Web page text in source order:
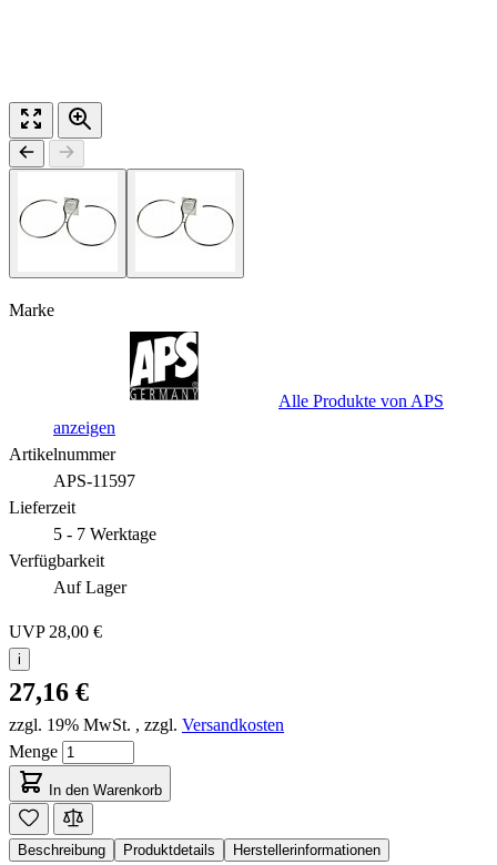
Marke
Alle Produkte von APS
anzeigen
Artikelnummer
APS-11597
Lieferzeit
5 - 7 Werktage
Verfügbarkeit
Auf Lager
UVP 28,00 €
i
27,16 €
zzgl. 19% MwSt. , zzgl. Versandkosten
Menge
In den Warenkorb
Beschreibung Produktdetails Herstellerinformationen